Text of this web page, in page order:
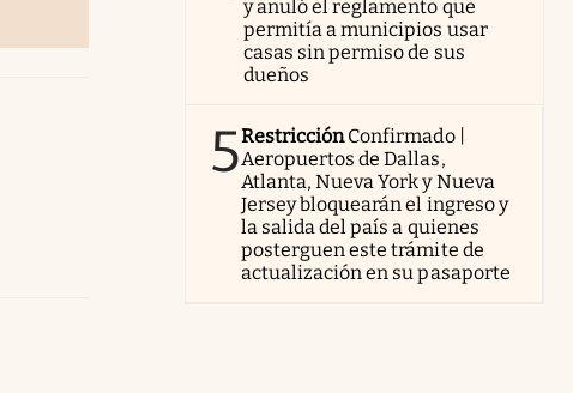
y anuló el reglamento que
permitía a municipios usar
casas sin permiso de sus
dueños
5RestricciónConfirmado |
Aeropuertos de Dallas,
Atlanta, Nueva York y Nueva
Jersey bloquearán el ingreso y
la salida del país a quienes
posterguen este trámite de
actualización en su pasaporte